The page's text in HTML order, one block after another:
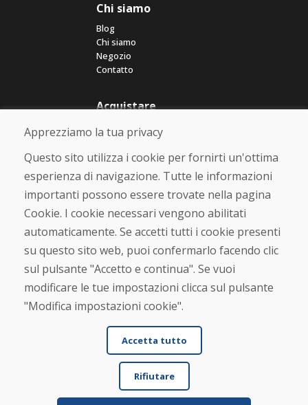
Chi siamo
Blog
Chi siamo
Negozio
Contatto
Acquistare
Negozio online
Termini e condizioni commerciali
Spedizione e pagamento
Reso e cambio merce
Protezione dei dati personali
Cookies
Verificato dai clienti
★★★★★
© DOMIVOSPORT 2026, tutti i diritti riservati
Apprezziamo la tua privacy
Questo sito utilizza i cookie per fornirti un'ottima
esperienza di navigazione. Tutte le informazioni
importanti possono essere trovate nella pagina
Cookie. I cookie necessari vengono abilitati
automaticamente. Se accetti tutti i cookie presenti
su questo sito web, puoi confermarlo facendo clic
sul pulsante "Accetto e continua". Se vuoi
modificare le tue impostazioni clicca sul pulsante
"Modifica impostazioni cookie".
Accetta tutto
Rifiutare